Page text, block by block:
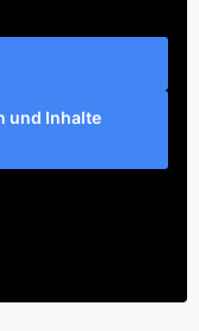
und Inhalte